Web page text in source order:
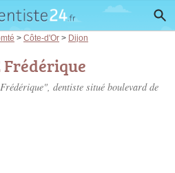
> Côte-d'Or > Dijon
Frédérique
dentiste situé boulevard de